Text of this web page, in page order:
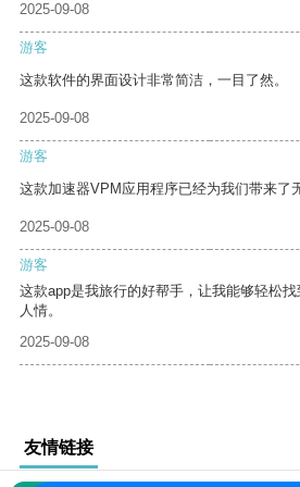
2025-09-08
游客
这款软件的界面设计非常简洁，一目了然。
2025-09-08
游客
这款加速器VPM应用程序已经为我们带来了
2025-09-08
游客
这款app是我旅行的好帮手，让我能够轻松
人情。
2025-09-08
友情链接